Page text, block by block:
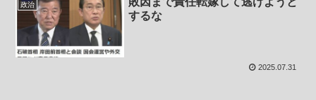
政治
するな
2025.07.31